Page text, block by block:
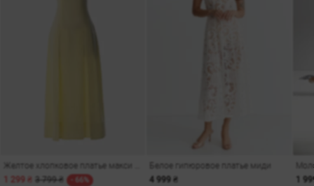
3 799 ₴ - 66%
Белое гипюровое платье миди
4 999 ₴
1